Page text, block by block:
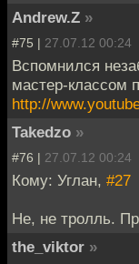
Andrew.Z »
#75 | 27.07.12 00:24
Вспомнился
мастер-классом
http://
Takedzo »
#76 | 27.07.12 00:24
Кому: Углан, #27
Не, не тролль.
the_viktor »